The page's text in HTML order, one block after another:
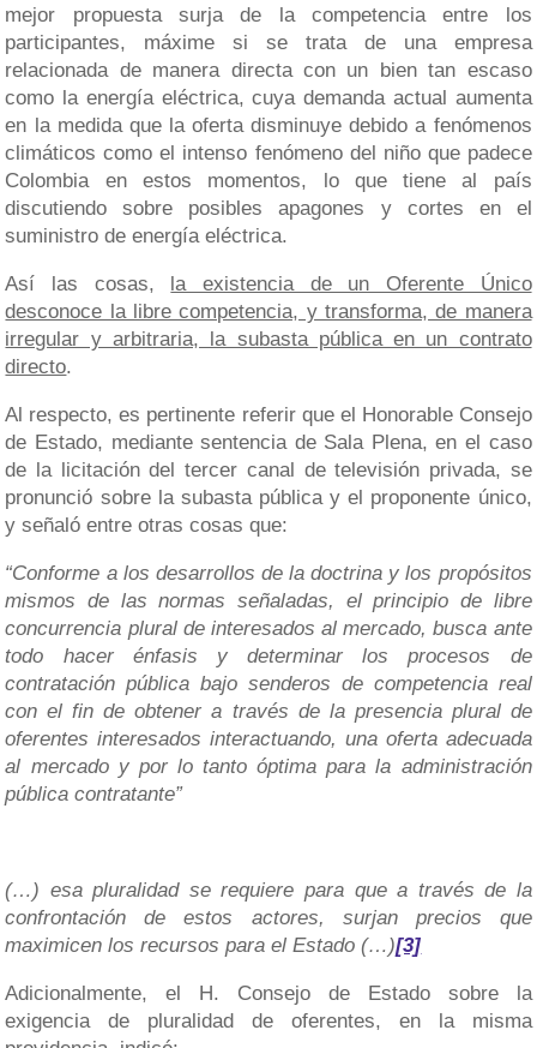
mejor propuesta surja de la competencia entre los
participantes, máxime si se trata de una empresa
relacionada de manera directa con un bien tan escaso
como la energía eléctrica, cuya demanda actual aumenta
en la medida que la oferta disminuye debido a fenómenos
climáticos como el intenso fenómeno del niño que padece
Colombia en estos momentos, lo que tiene al país
discutiendo sobre posibles apagones y cortes en el
suministro de energía eléctrica.
Así las cosas, la existencia de un Oferente Único
desconoce la libre competencia, y transforma, de manera
irregular y arbitraria, la subasta pública en un contrato
directo.
Al respecto, es pertinente referir que el Honorable Consejo
de Estado, mediante sentencia de Sala Plena, en el caso
de la licitación del tercer canal de televisión privada, se
pronunció sobre la subasta pública y el proponente único,
y señaló entre otras cosas que:
“Conforme a los desarrollos de la doctrina y los propósitos
mismos de las normas señaladas, el principio de libre
concurrencia plural de interesados al mercado, busca ante
todo hacer énfasis y determinar los procesos de
contratación pública bajo senderos de competencia real
con el fin de obtener a través de la presencia plural de
oferentes interesados interactuando, una oferta adecuada
al mercado y por lo tanto óptima para la administración
pública contratante”
(…) esa pluralidad se requiere para que a través de la
confrontación de estos actores, surjan precios que
maximicen los recursos para el Estado (…)[3]
Adicionalmente, el H. Consejo de Estado sobre la
exigencia de pluralidad de oferentes, en la misma